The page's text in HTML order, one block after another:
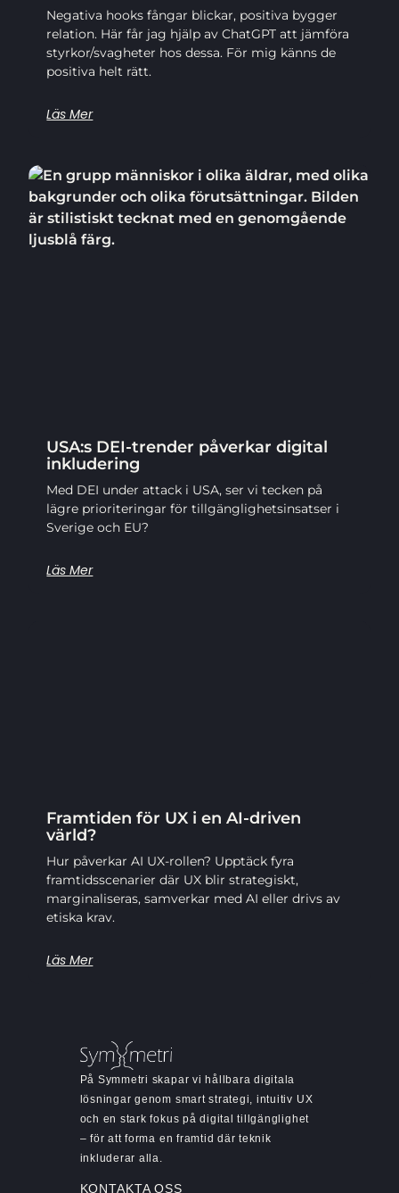
Negativa hooks fångar blickar, positiva bygger
relation. Här får jag hjälp av ChatGPT att jämföra
styrkor/svagheter hos dessa. För mig känns de
positiva helt rätt.
Läs Mer
USA:s DEI-trender påverkar digital
inkludering
Med DEI under attack i USA, ser vi tecken på
lägre prioriteringar för tillgänglighetsinsatser i
Sverige och EU?
Läs Mer
Framtiden för UX i en AI-driven
värld?
Hur påverkar AI UX-rollen? Upptäck fyra
framtidsscenarier där UX blir strategiskt,
marginaliseras, samverkar med AI eller drivs av
etiska krav.
Läs Mer
På Symmetri skapar vi hållbara digitala
lösningar genom smart strategi, intuitiv UX
och en stark fokus på digital tillgänglighet
– för att forma en framtid där teknik
inkluderar alla.
KONTAKTA OSS